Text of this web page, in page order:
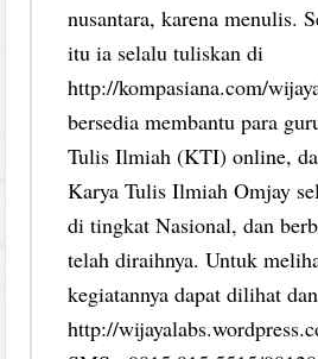
nusantara, karena menulis.
itu ia selalu tuliskan di
http://kompasiana.com/
bersedia membantu para
Tulis Ilmiah (KTI) online,
Karya Tulis Ilmiah Omjay
di tingkat Nasional, dan
telah diraihnya. Untuk
kegiatannya dapat dilihat
http://